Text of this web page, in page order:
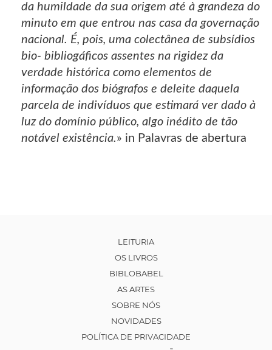
da humildade da sua origem até à grandeza do
minuto em que entrou nas casa da governação
nacional. É, pois, uma colectânea de subsídios
bio- bibliogáficos assentes na rigidez da
verdade histórica como elementos de
informação dos biógrafos e deleite daquela
parcela de indivíduos que estimará ver dado à
luz do domínio público, algo inédito de tão
notável existência.» in Palavras de abertura
LEITURIA
OS LIVROS
BIBLOBABEL
AS ARTES
SOBRE NÓS
NOVIDADES
POLÍTICA DE PRIVACIDADE